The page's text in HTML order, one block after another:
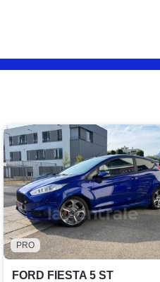
PRO
FORD FIESTA 5 ST